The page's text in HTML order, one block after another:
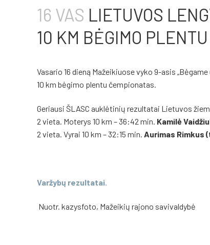
16 VAS LIETUVOS
10 KM BĖGIMO
Vasario 16 dieną Mažeikiuose vyko 9-asis
10 km bėgimo plentu čempionatas.
Geriausi ŠLASC auklėtinių rezultatai Lietuvos
2 vieta. Moterys 10 km – 36:42 min. Kamilė
2 vieta. Vyrai 10 km – 32:15 min. Aurimas Rimkus
Varžybų rezultatai.
Nuotr. kazysfoto, Mažeikių rajono savivaldybė